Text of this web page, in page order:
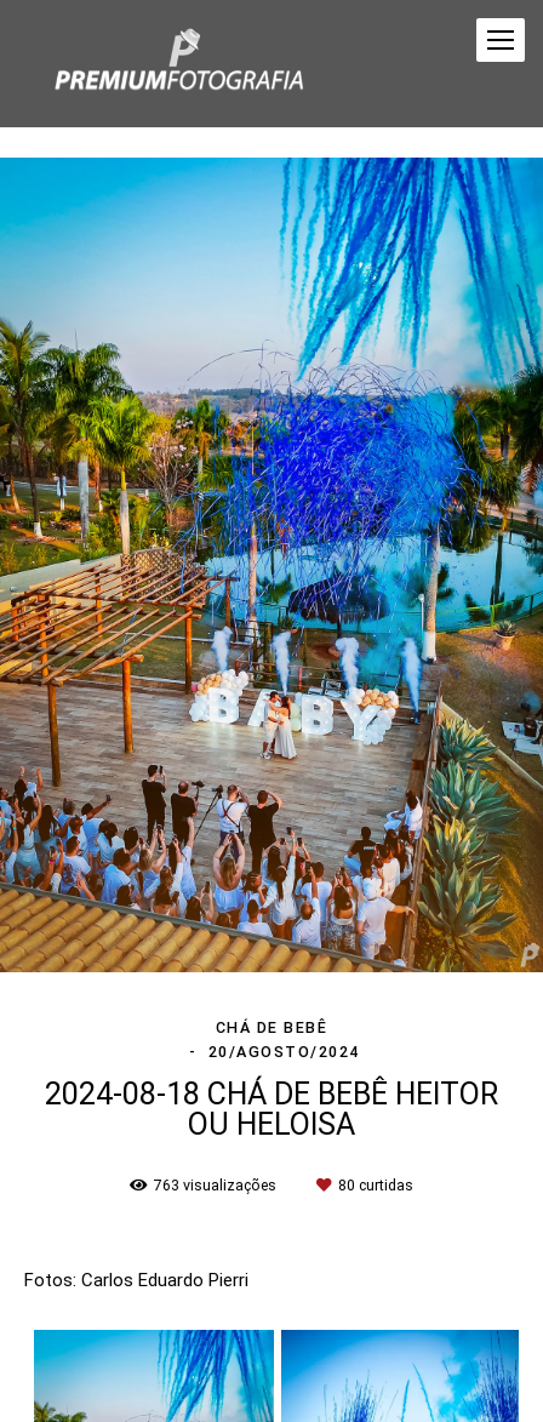
CHÁ DE BEBÊ
20/AGOSTO/2024
2024-08-18 CHÁ DE BEBÊ HEITOR
OU HELOISA
763 visualizações 80 curtidas
Fotos: Carlos Eduardo Pierri